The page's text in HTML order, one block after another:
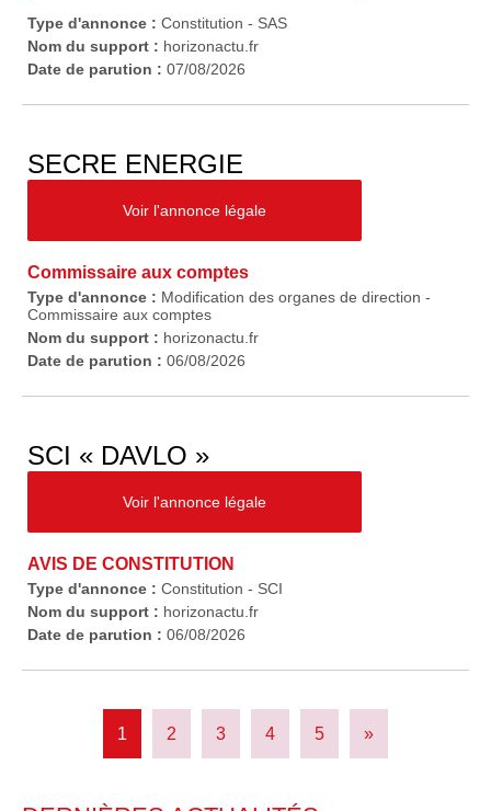
Type d'annonce : Constitution - SAS
Nom du support : horizonactu.fr
Date de parution : 07/08/2026
SECRE ENERGIE
Voir l'annonce légale
Commissaire aux comptes
Type d'annonce : Modification des organes de direction -
Commissaire aux comptes
Nom du support : horizonactu.fr
Date de parution : 06/08/2026
SCI « DAVLO »
Voir l'annonce légale
AVIS DE CONSTITUTION
Type d'annonce : Constitution - SCI
Nom du support : horizonactu.fr
Date de parution : 06/08/2026
1 2 3 4 5 »